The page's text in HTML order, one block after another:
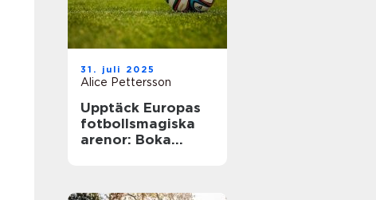
31. juli 2025
Alice Pettersson
Upptäck Europas
fotbollsmagiska
arenor: Boka